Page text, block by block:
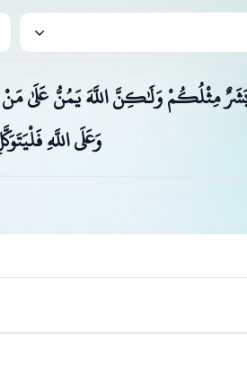
مِثْلُكُمْ وَلَٰكِنَّ اللَّهَ يَمُنُّ عَلَىٰ مَنْ
وَعَلَى اللَّهِ